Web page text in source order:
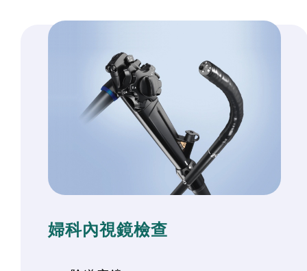
婦科內視鏡檢查